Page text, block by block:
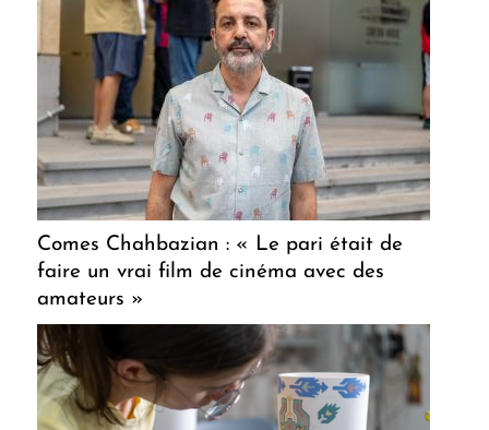
Comes Chahbazian : « Le pari était de
faire un vrai film de cinéma avec des
amateurs »